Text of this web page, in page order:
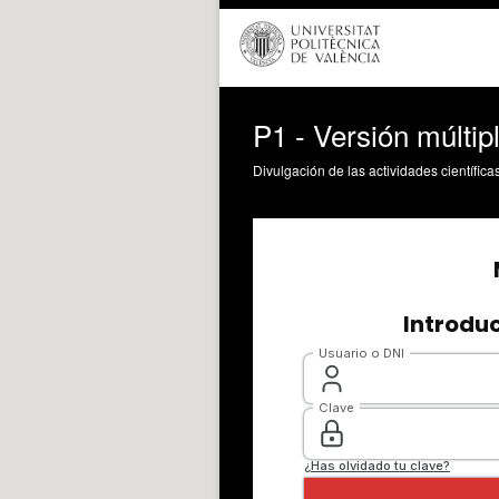
P1 - Versión
Divulgación de las actividades